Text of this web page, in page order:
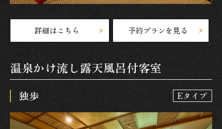
詳細はこちら 予約プランを見る
温泉かけ流し露天風呂付客室
独歩 Eタイプ